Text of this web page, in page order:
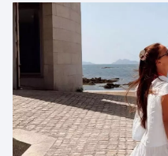
FÚTBOL
La gobernanza de la